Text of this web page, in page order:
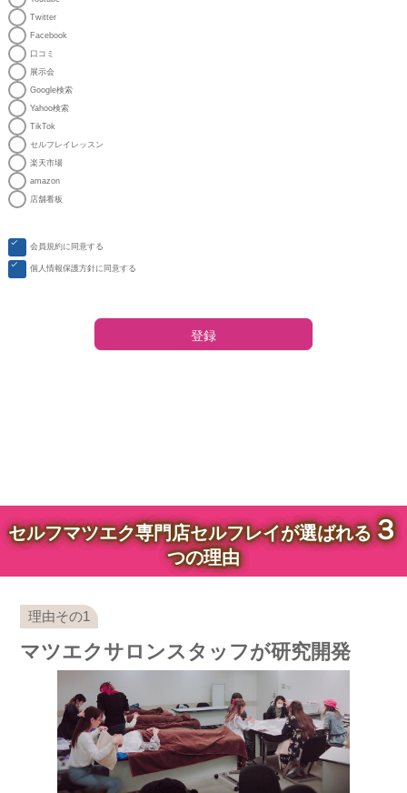
Twitter
Facebook
口コミ
展示会
Google検索
Yahoo検索
TikTok
セルフレイレッスン
楽天市場
amazon
店舗看板
会員規約に同意する
個人情報保護方針に同意する
登録
セルフマツエク専門店セルフレイが選ばれる３
つの理由
マツエクサロンスタッフが研究開発